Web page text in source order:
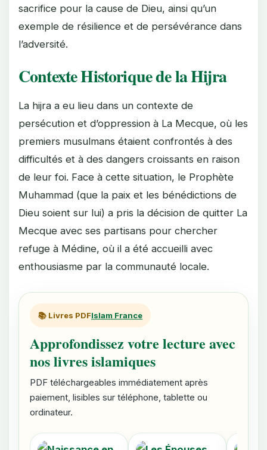
sacrifice pour la cause de Dieu, ainsi qu’un
exemple de résilience et de persévérance dans
l’adversité.
Contexte Historique de la Hijra
La hijra a eu lieu dans un contexte de
persécution et d’oppression à La Mecque, où les
premiers musulmans étaient confrontés à des
difficultés et à des dangers croissants en raison
de leur foi. Face à cette situation, le Prophète
Muhammad (que la paix et les bénédictions de
Dieu soient sur lui) a pris la décision de quitter La
Mecque avec ses partisans pour chercher
refuge à Médine, où il a été accueilli avec
enthousiasme par la communauté locale.
📚 Livres PDFIslam France
Approfondissez votre lecture avec
nos livres islamiques
PDF téléchargeables immédiatement après
paiement, lisibles sur téléphone, tablette ou
ordinateur.